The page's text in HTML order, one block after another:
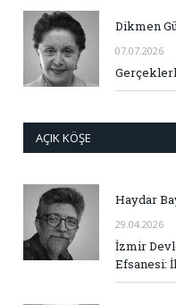
Dikmen
07.07.2026
AÇIK KÖŞE
Haydar
29.04.2026
İzmir
Efsanesi: